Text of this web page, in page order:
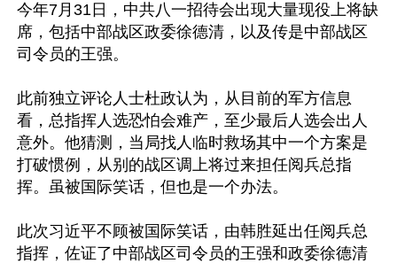
今年7月31日，中共八一招待会出现大量现役上将缺
席，包括中部战区政委徐德清，以及传是中部战区
司令员的王强。
此前独立评论人士杜政认为，﻿从目前的军方信息
看，总指挥人选恐怕会难产，至少最后人选会出人
意外。他猜测，当局找人临时救场其中一个方案是
打破惯例，从别的战区调上将过来担任阅兵总指
挥。虽被国际笑话，但也是一个办法。
此次习近平不顾被国际笑话，由韩胜延出任阅兵总
指挥，佐证了中部战区司令员的王强和政委徐德清